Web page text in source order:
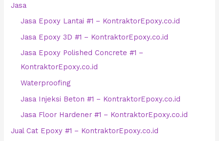
Jasa
Jasa Epoxy Lantai #1 – KontraktorEpoxy.co.id
Jasa Epoxy 3D #1 – KontraktorEpoxy.co.id
Jasa Epoxy Polished Concrete #1 –
KontraktorEpoxy.co.id
Waterproofing
Jasa Injeksi Beton #1 – KontraktorEpoxy.co.id
Jasa Floor Hardener #1 – KontraktorEpoxy.co.id
Jual Cat Epoxy #1 – KontraktorEpoxy.co.id